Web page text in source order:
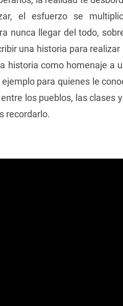
el esfuerzo se
nunca llegar del todo,
una historia para
historia como homenaje a
para quienes le
los pueblos, las clases
recordarlo.